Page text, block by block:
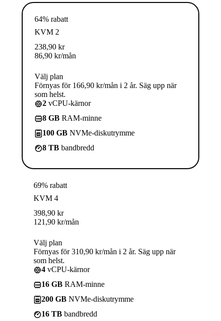
64% rabatt
KVM 2
238,90 kr
86,90 kr/mån
Välj plan
Förnyas för 166,90 kr/mån i 2 år. Säg upp när
som helst.
2 vCPU-kärnor
8 GB RAM-minne
100 GB NVMe-diskutrymme
8 TB bandbredd
69% rabatt
KVM 4
398,90 kr
121,90 kr/mån
Välj plan
Förnyas för 310,90 kr/mån i 2 år. Säg upp när
som helst.
4 vCPU-kärnor
16 GB RAM-minne
200 GB NVMe-diskutrymme
16 TB bandbredd